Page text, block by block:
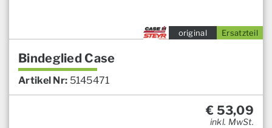
Ersatzteil
original
Bindeglied Case
Artikel Nr: 5145471
€ 53,09
inkl. MwSt.